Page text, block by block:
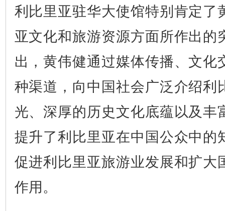
利比里亚驻华大使馆特别肯定了
亚文化和旅游资源方面所作出的
出，黄伟健通过媒体传播、文化
种渠道，向中国社会广泛介绍利
光、深厚的历史文化底蕴以及丰
提升了利比里亚在中国公众中的
促进利比里亚旅游业发展和扩大
作用。